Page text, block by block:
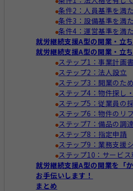
個別支援計画 モニタ
条件2：人員基準を満
条件3：設備基準を満
条件4：運営基準を満
就労継続支援A型の開業・立
就労継続支援A型の開業・立
ステップ1：事業計画
ステップ2：法人設立
ステップ3：開業のた
ステップ4：物件探し
ステップ5：従業員の
ステップ6：物件のリ
ステップ7：備品の調達
ステップ8：指定申請
ステップ9：業務支援
ステップ10：サービ
就労継続支援A型の開業を「
お手伝いします！
まとめ